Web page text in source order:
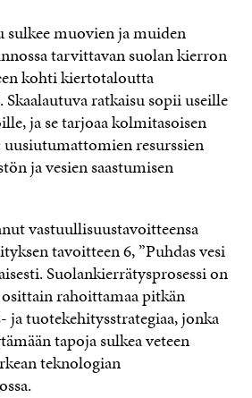
sulkee muovien ja muiden
tarvittavan suolan kierron
kohti kiertotaloutta
Skaalautuva ratkaisu sopii useille
ja se tarjoaa kolmitasoisen
resurssien
ja vesien saastumisen
vastuullisuustavoitteensa
tavoitteen 6, ”Puhdas vesi
Suolankierrätysprosessi on
osittain rahoittamaa pitkän
tuotekehitysstrategiaa, jonka
tapoja sulkea veteen
teknologian